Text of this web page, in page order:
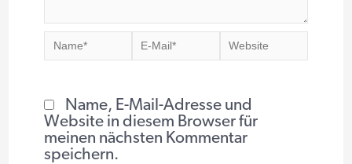
Name*
E-
Mail*
Website
Name, E-Mail-Adresse und
Website in diesem Browser für
meinen nächsten Kommentar
speichern.